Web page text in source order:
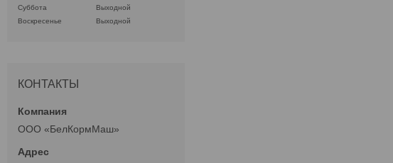
Суббота
Выходной
Воскресенье
Выходной
КОНТАКТЫ
ООО «БелКормМаш»